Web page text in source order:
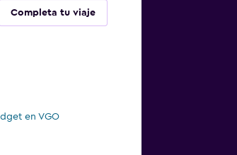
Completa tu viaje
en VGO